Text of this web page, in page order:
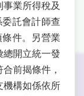
業所得稅及
託會計師查
件。另營業
總開立統一發
前揭條件，
機構如係依所